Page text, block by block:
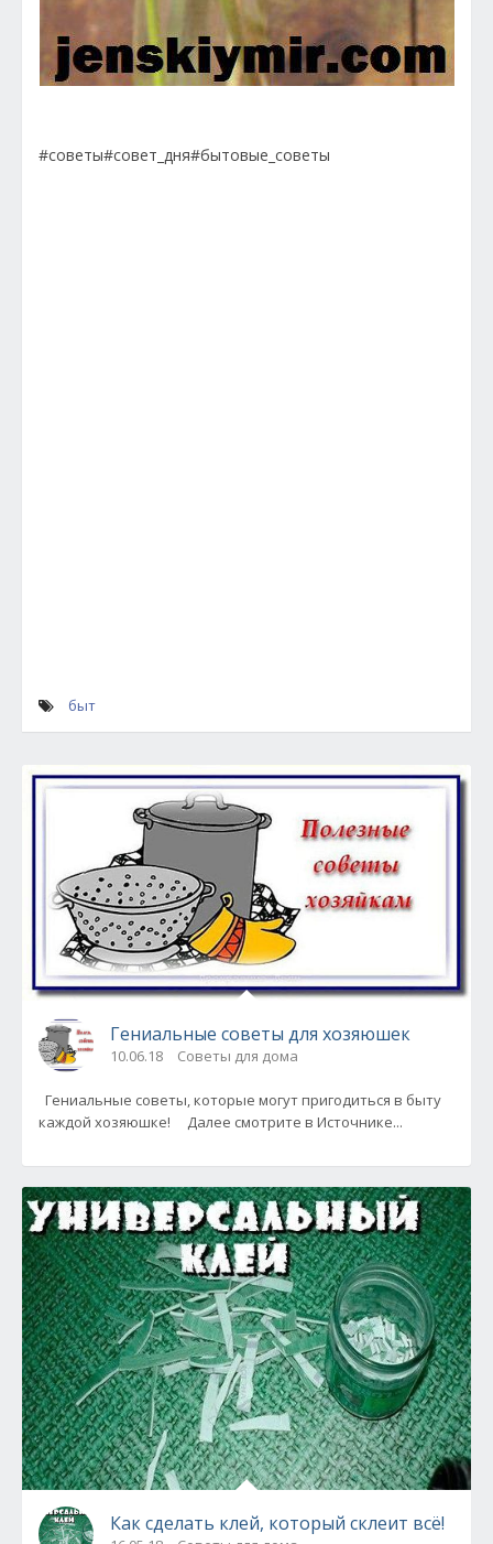
#советы#совет_дня#бытовые_советы
быт
Гениальные советы для хозяюшек
10.06.18 Советы для дома
Гениальные советы, которые могут пригодиться в быту
каждой хозяюшке! Далее смотрите в Источнике...
Как сделать клей, который склеит всё!